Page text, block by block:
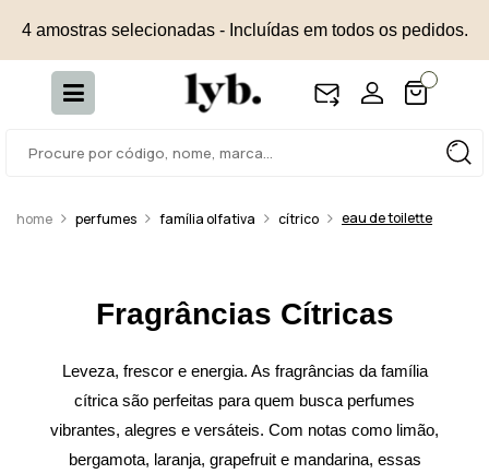
4 amostras selecionadas - Incluídas em todos os pedidos.
perfumes família olfativa cítrico eau de toilette
Fragrâncias Cítricas
Leveza, frescor e energia. As fragrâncias da família
cítrica são perfeitas para quem busca perfumes
vibrantes, alegres e versáteis. Com notas como limão,
bergamota, laranja, grapefruit e mandarina, essas